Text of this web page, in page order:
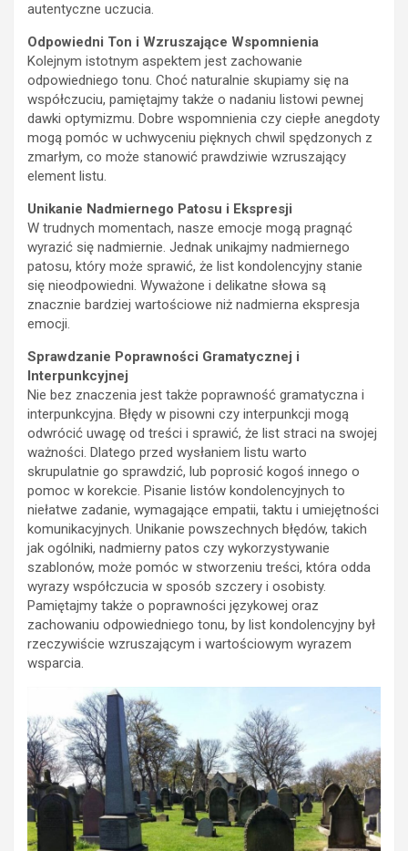
autentyczne uczucia.
Odpowiedni Ton i Wzruszające Wspomnienia
Kolejnym istotnym aspektem jest zachowanie
odpowiedniego tonu. Choć naturalnie skupiamy się na
współczuciu, pamiętajmy także o nadaniu listowi pewnej
dawki optymizmu. Dobre wspomnienia czy ciepłe anegdoty
mogą pomóc w uchwyceniu pięknych chwil spędzonych z
zmarłym, co może stanowić prawdziwie wzruszający
element listu.
Unikanie Nadmiernego Patosu i Ekspresji
W trudnych momentach, nasze emocje mogą pragnąć
wyrazić się nadmiernie. Jednak unikajmy nadmiernego
patosu, który może sprawić, że list kondolencyjny stanie
się nieodpowiedni. Wyważone i delikatne słowa są
znacznie bardziej wartościowe niż nadmierna ekspresja
emocji.
Sprawdzanie Poprawności Gramatycznej i
Interpunkcyjnej
Nie bez znaczenia jest także poprawność gramatyczna i
interpunkcyjna. Błędy w pisowni czy interpunkcji mogą
odwrócić uwagę od treści i sprawić, że list straci na swojej
ważności. Dlatego przed wysłaniem listu warto
skrupulatnie go sprawdzić, lub poprosić kogoś innego o
pomoc w korekcie. Pisanie listów kondolencyjnych to
niełatwe zadanie, wymagające empatii, taktu i umiejętności
komunikacyjnych. Unikanie powszechnych błędów, takich
jak ogólniki, nadmierny patos czy wykorzystywanie
szablonów, może pomóc w stworzeniu treści, która odda
wyrazy współczucia w sposób szczery i osobisty.
Pamiętajmy także o poprawności językowej oraz
zachowaniu odpowiedniego tonu, by list kondolencyjny był
rzeczywiście wzruszającym i wartościowym wyrazem
wsparcia.